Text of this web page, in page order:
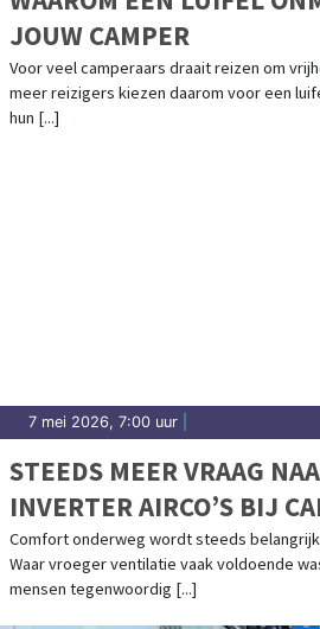
JOUW CAMPER
Voor veel camperaars draait reizen om
meer reizigers kiezen daarom voor een
hun [...]
7 mei 2026, 7:00 uur
STEEDS MEER VRAAG
INVERTER AIRCO’S BIJ
Comfort onderweg wordt steeds
Waar vroeger ventilatie vaak voldoende
mensen tegenwoordig [...]